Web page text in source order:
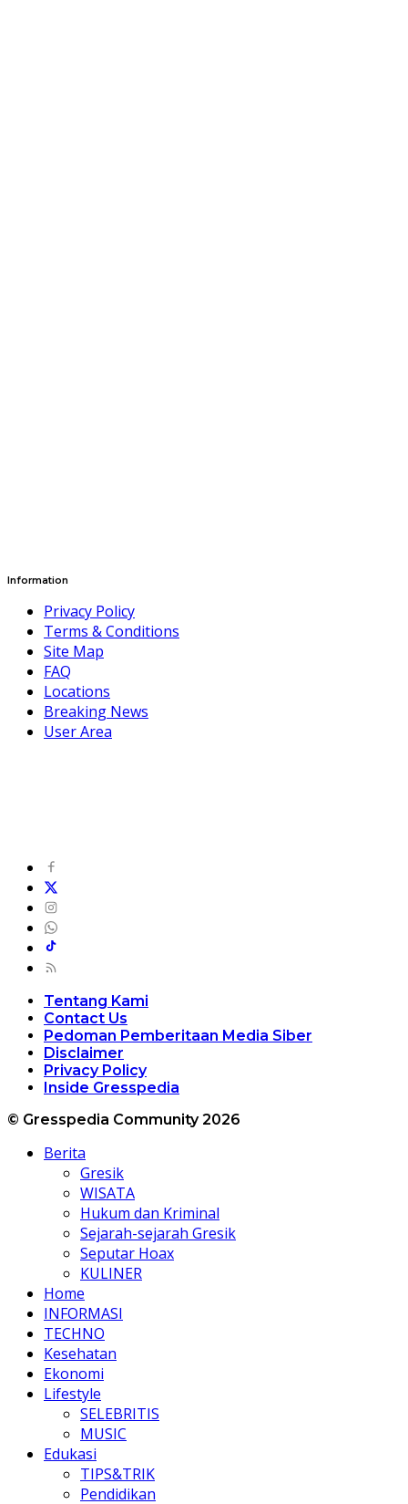
Information
Privacy Policy
Terms & Conditions
Site Map
FAQ
Locations
Breaking News
User Area
Tentang Kami
Contact Us
Pedoman Pemberitaan Media Siber
Disclaimer
Privacy Policy
Inside Gresspedia
© Gresspedia Community 2026
Berita
Gresik
WISATA
Hukum dan Kriminal
Sejarah-sejarah Gresik
Seputar Hoax
KULINER
Home
INFORMASI
TECHNO
Kesehatan
Ekonomi
Lifestyle
SELEBRITIS
MUSIC
Edukasi
TIPS&TRIK
Pendidikan